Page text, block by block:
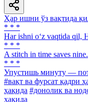
Ҳар ишни ўз вақтида
* * *
Har ishni o‘z vaqtida qil,
* * *
A stitch in time saves nine.
* * *
Упустишь минуту —
#вақт ва фурсат қадри
ҳақида #донолик ва
ҳақида